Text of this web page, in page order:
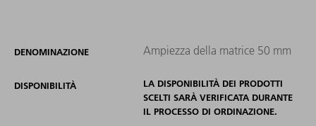
DENOMINAZIONE Ampiezza della matrice 50 mm
DISPONIBILITÀ
LA DISPONIBILITÀ DEI PRODOTTI
SCELTI SARÀ VERIFICATA DURANTE
IL PROCESSO DI ORDINAZIONE.